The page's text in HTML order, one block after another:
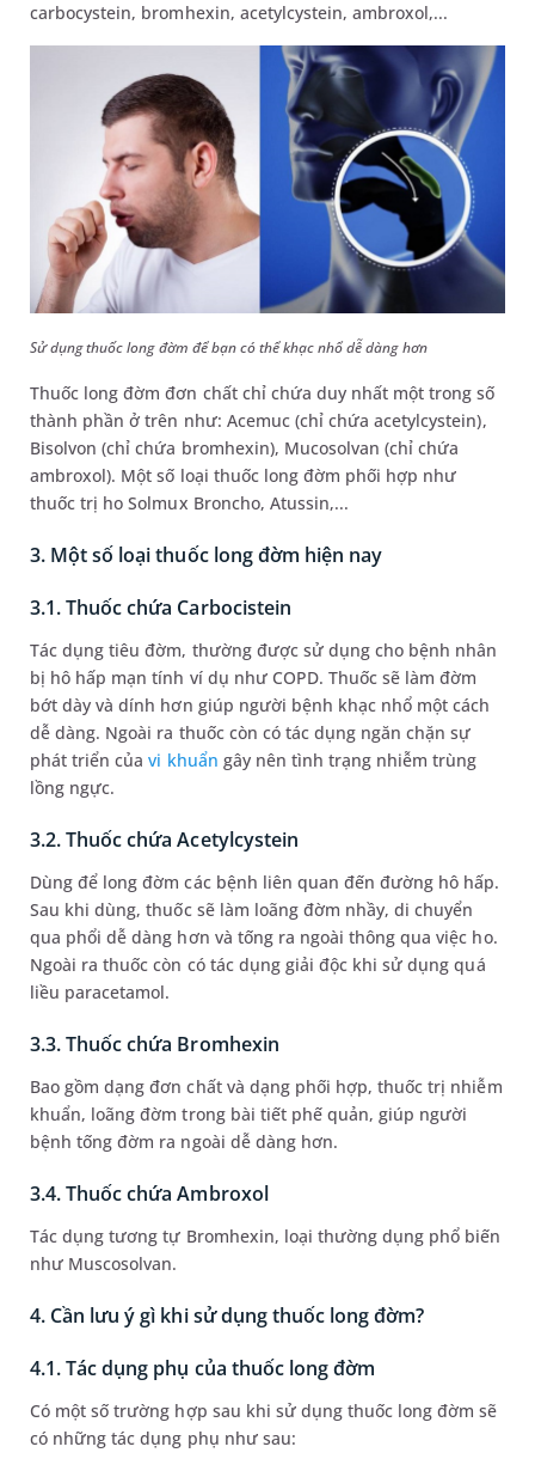
carbocystein, bromhexin, acetylcystein, ambroxol,...
Sử dụng thuốc long đờm để bạn có thể khạc nhổ dễ dàng hơn
Thuốc long đờm đơn chất chỉ chứa duy nhất một trong số
thành phần ở trên như: Acemuc (chỉ chứa acetylcystein),
Bisolvon (chỉ chứa bromhexin), Mucosolvan (chỉ chứa
ambroxol). Một số loại thuốc long đờm phối hợp như
thuốc trị ho Solmux Broncho, Atussin,...
3. Một số loại thuốc long đờm hiện nay
3.1. Thuốc chứa Carbocistein
Tác dụng tiêu đờm, thường được sử dụng cho bệnh nhân
bị hô hấp mạn tính ví dụ như COPD. Thuốc sẽ làm đờm
bớt dày và dính hơn giúp người bệnh khạc nhổ một cách
dễ dàng. Ngoài ra thuốc còn có tác dụng ngăn chặn sự
phát triển củavi khuẩn gây nên tình trạng nhiễm trùng
lồng ngực.
3.2. Thuốc chứa Acetylcystein
Dùng để long đờm các bệnh liên quan đến đường hô hấp.
Sau khi dùng, thuốc sẽ làm loãng đờm nhầy, di chuyển
qua phổi dễ dàng hơn và tống ra ngoài thông qua việc ho.
Ngoài ra thuốc còn có tác dụng giải độc khi sử dụng quá
liều paracetamol.
3.3. Thuốc chứa Bromhexin
Bao gồm dạng đơn chất và dạng phối hợp, thuốc trị nhiễm
khuẩn, loãng đờm trong bài tiết phế quản, giúp người
bệnh tống đờm ra ngoài dễ dàng hơn.
3.4. Thuốc chứa Ambroxol
Tác dụng tương tự Bromhexin, loại thường dụng phổ biến
như Muscosolvan.
4. Cần lưu ý gì khi sử dụng thuốc long đờm?
4.1. Tác dụng phụ của thuốc long đờm
Có một số trường hợp sau khi sử dụng thuốc long đờm sẽ
có những tác dụng phụ như sau: